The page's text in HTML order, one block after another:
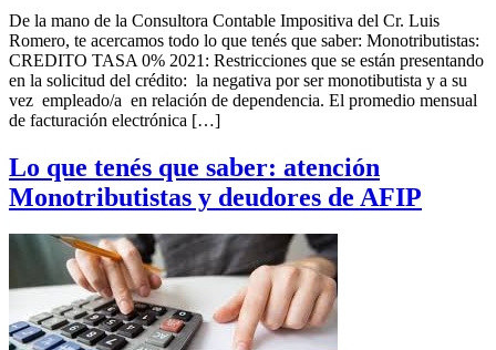
De la mano de la Consultora Contable Impositiva del Cr. Luis
Romero, te acercamos todo lo que tenés que saber: Monotributistas:
CREDITO TASA 0% 2021: Restricciones que se están presentando
en la solicitud del crédito: la negativa por ser monotibutista y a su
vez empleado/a en relación de dependencia. El promedio mensual
de facturación electrónica […]
Lo que tenés que saber: atención
Monotributistas y deudores de AFIP